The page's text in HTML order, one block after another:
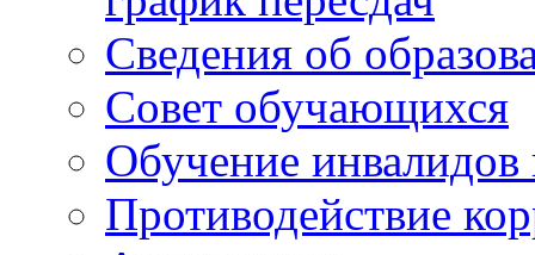
Сведения об
Совет обучающихся
Обучение
Противодействие